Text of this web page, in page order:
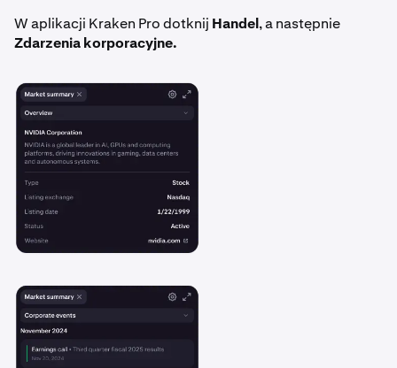
W aplikacji Kraken Pro dotknij Handel, a następnie
Zdarzenia korporacyjne.